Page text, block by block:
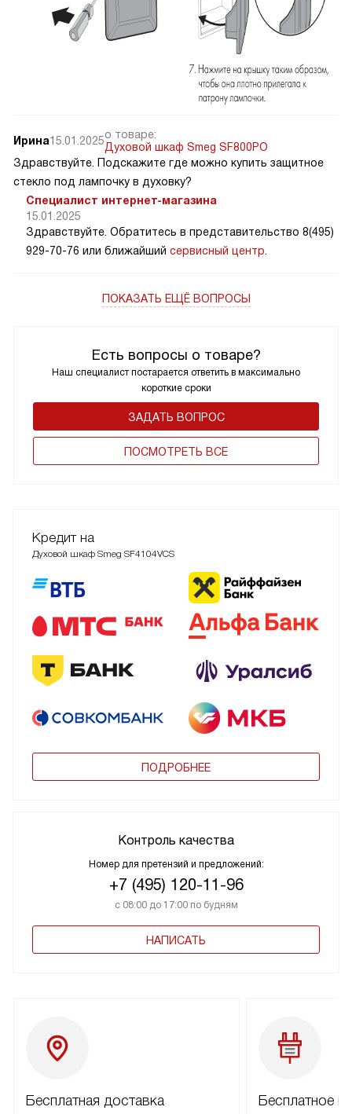
Есть вопросы о товаре?
Наш специалист постарается ответить в максимально
короткие сроки
ЗАДАТЬ ВОПРОС
ПОCМОТРЕТЬ ВСЕ
Ирина15.01.2025о товаре:
Духовой шкаф Smeg SF800PO
Здравствуйте. Подскажите где можно купить защитное
стекло под лампочку в духовку?
Специалист интернет-магазина
15.01.2025
Здравствуйте. Обратитесь в представительство 8(495)
929-70-76 или ближайший сервисный центр
ПОКАЗАТЬ ЕЩЁ ВОПРОСЫ
Кредит на
Духовой шкаф Smeg SF4104VCS
ПОДРОБНЕЕ
Контроль качества
Номер для претензий и предложений:
+7 (495) 120-11-96
с 08:00 до 17:00 по будням
НАПИСАТЬ
Бесплатная доставка Бесплатное